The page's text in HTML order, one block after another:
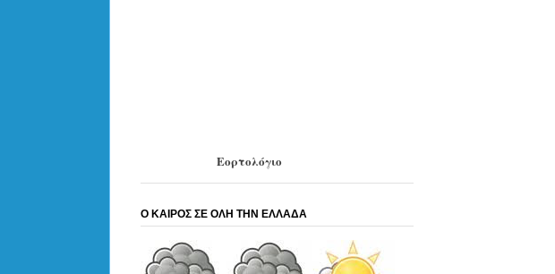
Εορτολόγιο
Ο ΚΑΙΡΟΣ ΣΕ ΟΛΗ ΤΗΝ ΕΛΛΑΔΑ